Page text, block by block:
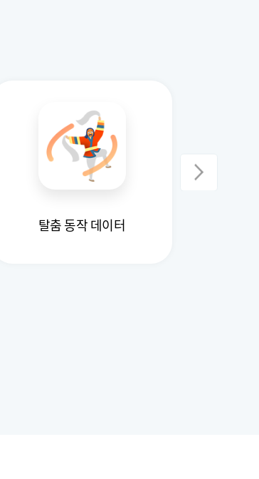
탈춤 동작 데이터